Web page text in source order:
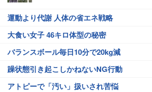
運動より代謝 人体の省エネ戦略
大食い女子 46キロ体型の秘密
バランスボール毎日10分で20kg減
躁状態引き起こしかねないNG行動
アトピーで「汚い」扱いされ苦悩